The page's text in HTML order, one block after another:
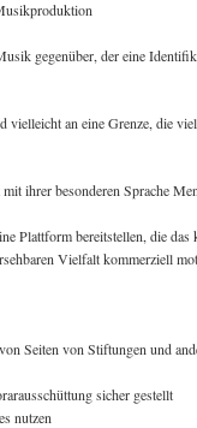
gegenüber, der eine
an eine Grenze, die
ihrer besonderen Sprache
Plattform bereitstellen, die
Vielfalt kommerziell
Seiten von Stiftungen und
sicher gestellt
nutzen